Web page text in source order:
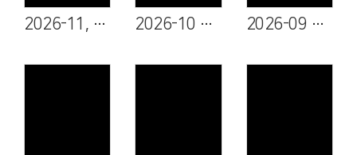
2026-11, 12 이금순 성도, 이영재 청년 2026-10 김명진 청년 2026-09 한태경 청년